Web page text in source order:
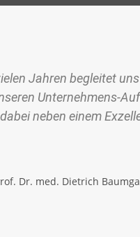
Jahren begleitet
Unternehmens-
neben einem